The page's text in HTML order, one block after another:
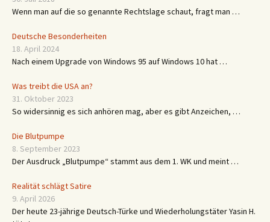
Wenn man auf die so genannte Rechtslage schaut, fragt man …
Deutsche Besonderheiten
18. April 2024
Nach einem Upgrade von Windows 95 auf Windows 10 hat …
Was treibt die USA an?
31. Oktober 2023
So widersinnig es sich anhören mag, aber es gibt Anzeichen, …
Die Blutpumpe
8. September 2023
Der Ausdruck „Blutpumpe“ stammt aus dem 1. WK und meint …
Realität schlägt Satire
9. April 2026
Der heute 23-jährige Deutsch-Türke und Wiederholungstäter Yasin H.